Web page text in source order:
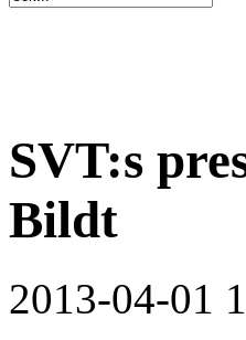
SVT:s
Bildt
2013-04-01